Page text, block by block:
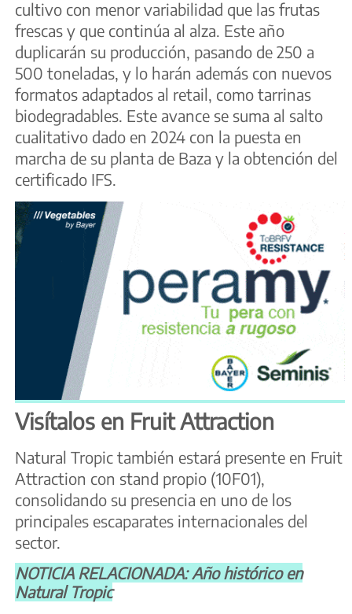
cultivo con menor variabilidad que las frutas
frescas y que continúa al alza. Este año
duplicarán su producción, pasando de 250 a
500 toneladas, y lo harán además con nuevos
formatos adaptados al retail, como tarrinas
biodegradables. Este avance se suma al salto
cualitativo dado en 2024 con la puesta en
marcha de su planta de Baza y la obtención del
certificado IFS.
Visítalos en Fruit Attraction
Natural Tropic también estará presente en Fruit
Attraction con stand propio (10F01),
consolidando su presencia en uno de los
principales escaparates internacionales del
sector.
NOTICIA RELACIONADA: Año histórico en
Natural Tropic